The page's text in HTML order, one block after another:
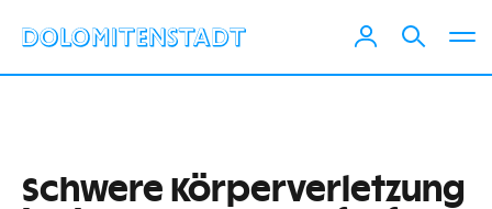
Schwere Körperverletzung